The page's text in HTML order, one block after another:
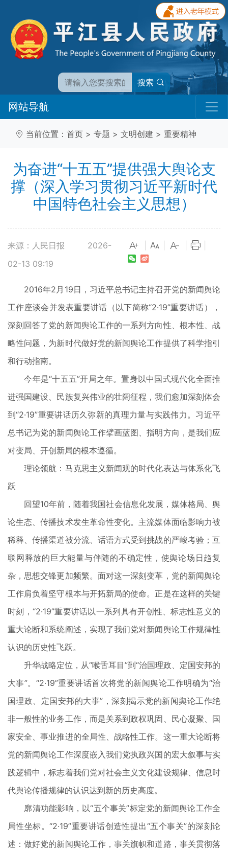
搜索
网站导航
当前位置： 首页 > 专题 > 文明创建 > 重要精神
为奋进“十五五”提供强大舆论支
撑（深入学习贯彻习近平新时代
中国特色社会主义思想）
来源：人民日报
2026-
02-13 09:19
2016年2月19日，习近平总书记主持召开党的新闻舆论
工作座谈会并发表重要讲话（以下简称“2·19”重要讲话），
深刻回答了党的新闻舆论工作的一系列方向性、根本性、战
略性问题，为新时代做好党的新闻舆论工作提供了科学指引
和行动指南。
今年是“十五五”开局之年。置身以中国式现代化全面推
进强国建设、民族复兴伟业的壮阔征程，我们愈加深刻体会
到“2·19”重要讲话历久弥新的真理力量与实践伟力。习近平
总书记为党的新闻舆论工作擘画蓝图、指明方向，是我们应
对变局、开创新局的根本遵循。
理论领航：马克思主义新闻观的时代化表达与体系化飞
跃
回望10年前，随着我国社会信息化发展，媒体格局、舆
论生态、传播技术发生革命性变化。主流媒体面临影响力被
稀释、传播渠道被分流、话语方式受到挑战的严峻考验；互
联网释放的巨大能量与伴随的不确定性，使舆论场日趋复
杂，思想交锋更加频繁。面对这一深刻变革，党的新闻舆论
工作肩负着坚守根本与开拓新局的使命。正是在这样的关键
时刻，“2·19”重要讲话以一系列具有开创性、标志性意义的
重大论断和系统阐述，实现了我们党对新闻舆论工作规律性
认识的历史性飞跃。
升华战略定位，从“喉舌耳目”到“治国理政、定国安邦的
大事”。“2·19”重要讲话首次将党的新闻舆论工作明确为“治
国理政、定国安邦的大事”，深刻揭示党的新闻舆论工作绝
非一般性的业务工作，而是关系到政权巩固、民心凝聚、国
家安全、事业推进的全局性、战略性工作。这一重大论断将
党的新闻舆论工作深度嵌入我们党执政兴国的宏大叙事与实
践逻辑中，标志着我们党对社会主义文化建设规律、信息时
代舆论传播规律的认识达到新的历史高度。
廓清功能影响，以“五个事关”标定党的新闻舆论工作全
局性坐标。“2·19”重要讲话创造性提出“五个事关”的深刻论
述：做好党的新闻舆论工作，事关旗帜和道路，事关贯彻落